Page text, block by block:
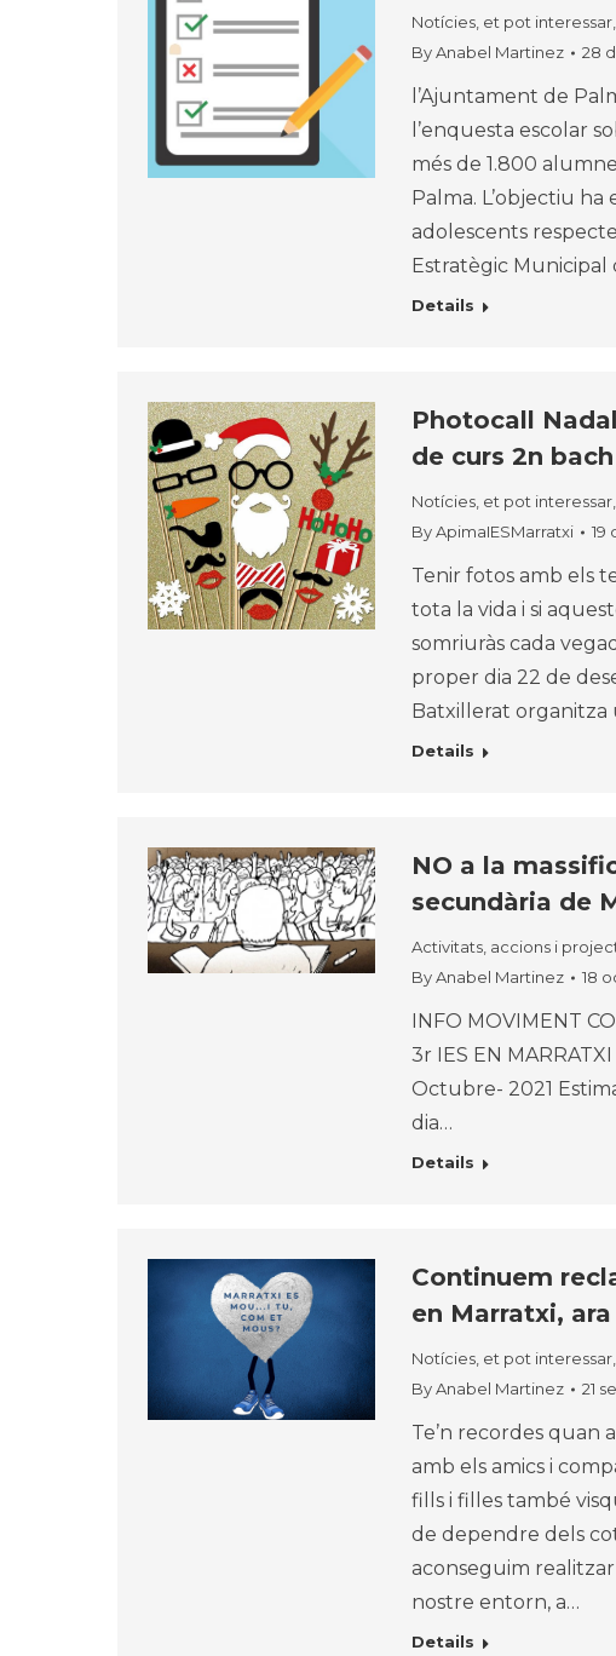
Notícies, et pot interessar,
ByAnabel Martinez 28
l’Ajuntament de
l’enquesta escolar
més de 1.800
Palma. L’objectiu
adolescents
Estratègic Municipal
Details
Photocall
de curs 2n bach
Notícies, et pot interessar,
ByApimaIESMarratxi 19
Tenir fotos amb els
tota la vida i si
somriuràs cada
proper dia 22 de
Batxillerat
Details
NO a la
secundària de
Activitats, accions i
ByAnabel Martinez 18
INFO MOVIMENT
3r IES
Octubre- 2021
dia…
Details
Continuem
en Marratxi,
Notícies, et pot interessar,
ByAnabel Martinez 21
Te’n recordes quan
amb els amics i
fills i filles també
de dependre dels
aconseguim
nostre entorn, a…
Details